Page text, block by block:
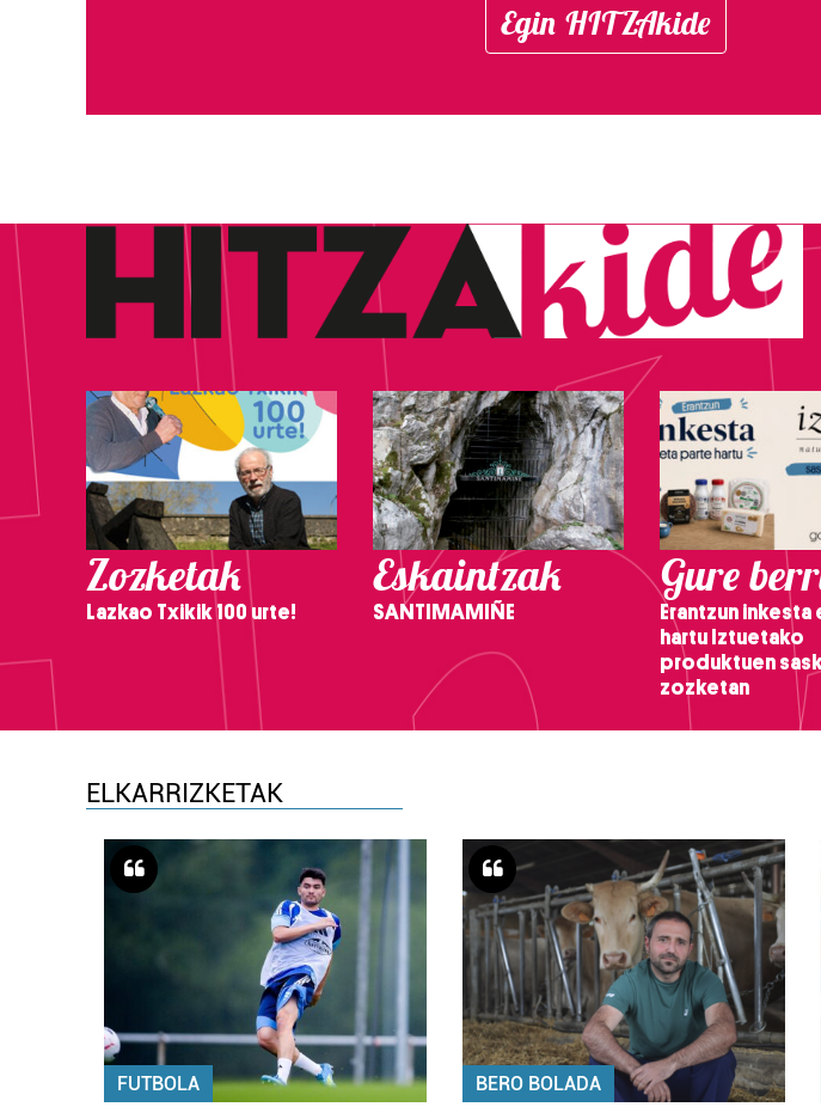
Egin HITZAkide
Zozketak
Lazkao Txikik 100 urte!
Eskaintzak
SANTIMAMIÑE
Gure
Erantzun
hartu Iztuetako
produktuen
zozketan
ELKARRIZKETAK
FUTBOLA BERO BOLADA